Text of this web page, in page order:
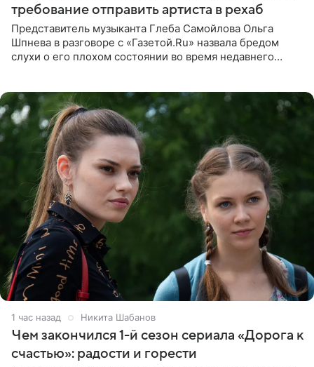
требование отправить артиста в рехаб
Представитель музыканта Глеба Самойлова Ольга
Шпнева в разговоре с «Газетой.Ru» назвала бредом
слухи о его плохом состоянии во время недавнего
1 час назад Никита Шабанов
Чем закончился 1-й сезон сериала «Дорога к
счастью»: радости и горести